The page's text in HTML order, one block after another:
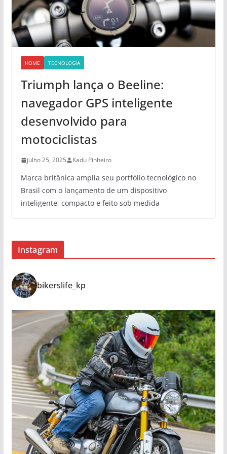
HOME TECNOLOGIA
Triumph lança o Beeline:
navegador GPS inteligente
desenvolvido para
motociclistas
julho 25, 2025 Kadu Pinheiro
Marca britânica amplia seu portfólio tecnológico no
Brasil com o lançamento de um dispositivo
inteligente, compacto e feito sob medida
Instagram
bikerslife_kp